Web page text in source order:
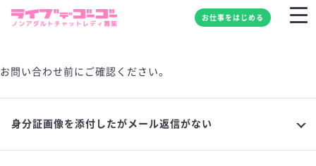
お仕事をはじめる
お問い合わせ前にご確認ください。
身分証画像を添付したがメール返信がない